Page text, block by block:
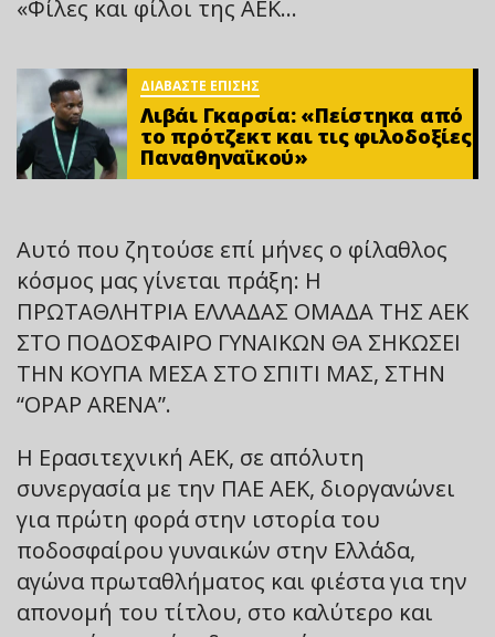
«Φίλες και φίλοι της ΑΕΚ…
ΔΙΑΒΑΣΤΕ ΕΠΙΣΗΣ
Λιβάι Γκαρσία: «Πείστηκα από
το πρότζεκτ και τις φιλοδοξίες
Παναθηναϊκού»
Αυτό που ζητούσε επί μήνες ο φίλαθλος
κόσμος μας γίνεται πράξη: Η
ΠΡΩΤΑΘΛΗΤΡΙΑ ΕΛΛΑΔΑΣ ΟΜΑΔΑ ΤΗΣ ΑΕΚ
ΣΤΟ ΠΟΔΟΣΦΑΙΡΟ ΓΥΝΑΙΚΩΝ ΘΑ ΣΗΚΩΣΕΙ
ΤΗΝ ΚΟΥΠΑ ΜΕΣΑ ΣΤΟ ΣΠΙΤΙ ΜΑΣ, ΣΤΗΝ
“OPAP ARENA”.
Η Ερασιτεχνική ΑΕΚ, σε απόλυτη
συνεργασία με την ΠΑΕ ΑΕΚ, διοργανώνει
για πρώτη φορά στην ιστορία του
ποδοσφαίρου γυναικών στην Ελλάδα,
αγώνα πρωταθλήματος και φιέστα για την
απονομή του τίτλου, στο καλύτερο και